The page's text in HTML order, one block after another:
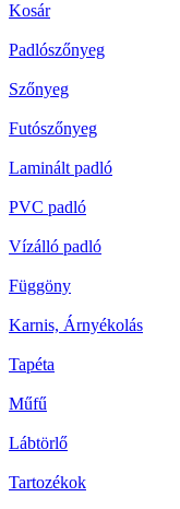
Kosár
Padlószőnyeg
Szőnyeg
Futószőnyeg
Laminált padló
PVC padló
Vízálló padló
Függöny
Karnis, Árnyékolás
Tapéta
Műfű
Lábtörlő
Tartozékok